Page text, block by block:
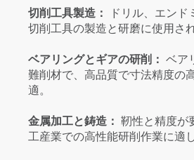
切削工具製造：
ドリル、エン
切削工具の製造と研磨に使用され
ベアリングとギアの研削： ベア
難削材で、高品質で寸法精度の
適。
金属加工と鋳造： 靭性と精度が
工産業での高性能研削作業に適